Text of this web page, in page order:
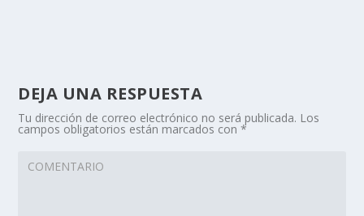
DEJA UNA RESPUESTA
Tu dirección de correo electrónico no será publicada. Los
campos obligatorios están marcados con*